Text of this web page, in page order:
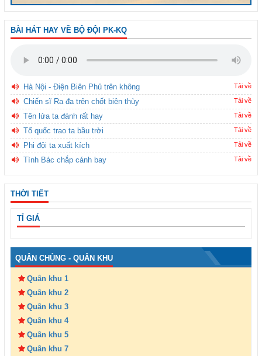
BÀI HÁT HAY VỀ BỘ ĐỘI PK-KQ
Hà Nội - Điện Biên Phủ trên không Tải về
Chiến sĩ Ra đa trên chốt biên thùy Tải về
Tên lửa ta đánh rất hay Tải về
Tổ quốc trao ta bầu trời Tải về
Phi đội ta xuất kích Tải về
Tình Bác chắp cánh bay Tải về
THỜI TIẾT
TỈ GIÁ
QUÂN CHỦNG - QUÂN KHU
Quân khu 1
Quân khu 2
Quân khu 3
Quân khu 4
Quân khu 5
Quân khu 7